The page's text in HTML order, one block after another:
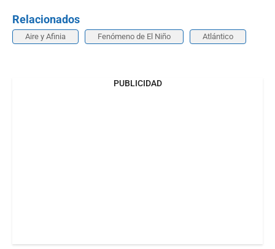
Relacionados
Aire y Afinia Fenómeno de El Niño Atlántico
PUBLICIDAD